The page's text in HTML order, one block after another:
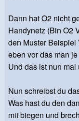
Dann hat O2 nicht
Handynetz (Bin O2
den Muster Beispiel
eben vor das man
Und das ist nun
Nun schreibst du
Was hast du den
mit biegen und